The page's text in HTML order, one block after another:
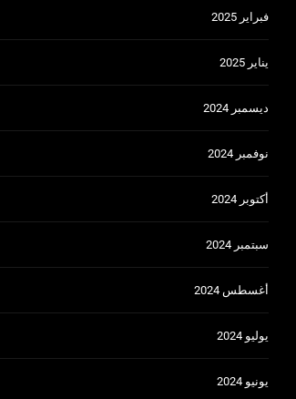
فبراير 2025
يناير 2025
ديسمبر 2024
نوفمبر 2024
أكتوبر 2024
سبتمبر 2024
أغسطس 2024
يوليو 2024
يونيو 2024